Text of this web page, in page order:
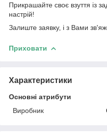
Прикрашайте своє взуття із
настрій!
Залиште заявку, і з Вами
Приховати
Характеристики
Основні атрибути
Виробник